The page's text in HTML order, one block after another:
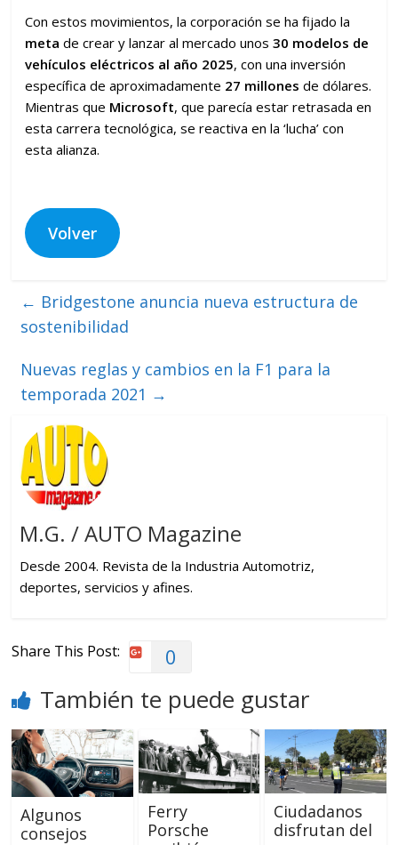
Con estos movimientos, la corporación se ha fijado la
metade crear y lanzar al mercado unos30 modelos de
vehículos eléctricos al año 2025, con una inversión
específica de aproximadamente 27 millones de dólares.
Mientras que Microsoft, que parecía estar retrasada en
esta carrera tecnológica, se reactiva en la ‘lucha’ con
esta alianza.
Volver
← Bridgestone anuncia nueva estructura de
sostenibilidad
Nuevas reglas y cambios en la F1 para la
temporada 2021 →
M.G. / AUTO Magazine
Desde 2004. Revista de la Industria Automotriz,
deportes, servicios y afines.
Share This Post: 0
También te puede gustar
Algunos
consejos
Ferry
Porsche
Ciudadanos
disfrutan del